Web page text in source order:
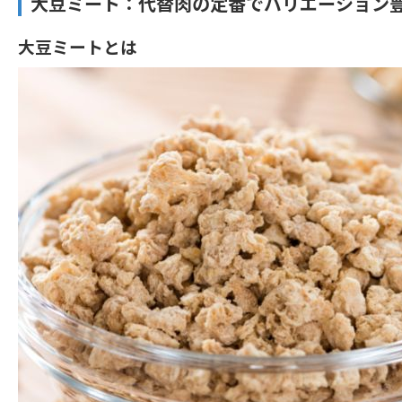
大豆ミート：代替肉の定番でバリエーション
大豆ミートとは